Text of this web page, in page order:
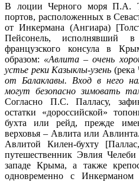
В лоции Черного моря П.А.
портов, расположенных в
от Инкермана (Ангиара)
Пейсонель, исполнявший
французского консула в
образом: «Авлита – очень
устье реки Казыклы-узень
от Балаклавы. Вход в него
могут безопасно зимовать
Согласно П.С. Палласу,
остатки «дороссийской»
бухта или рейд, прежде
верховья – Авлита или
Авлитой Килен-бухту
путешественник Эвлия
западе Крыма, а также
одновременно с